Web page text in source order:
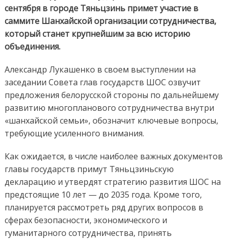
сентября в городе Тяньцзинь примет участие в
саммите Шанхайской организации сотрудничества,
который станет крупнейшим за всю историю
объединения.
Александр Лукашенко в своем выступлении на
заседании Совета глав государств ШОС озвучит
предложения белорусской стороны по дальнейшему
развитию многопланового сотрудничества внутри
«шанхайской семьи», обозначит ключевые вопросы,
требующие усиленного внимания.
Как ожидается, в числе наиболее важных документов
главы государств примут Тяньцзиньскую
декларацию и утвердят стратегию развития ШОС на
предстоящие 10 лет — до 2035 года. Кроме того,
планируется рассмотреть ряд других вопросов в
сферах безопасности, экономического и
гуманитарного сотрудничества, принять